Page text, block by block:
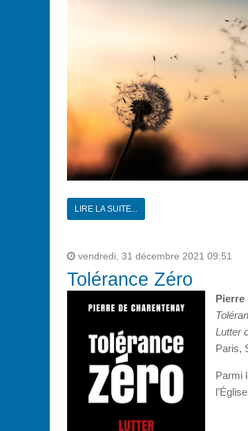
LIRE LA SUITE...
vendredi, 31 décembre 2021 09:51
Tolérance Zéro
Pierre
Lutter
Paris,
Parmi